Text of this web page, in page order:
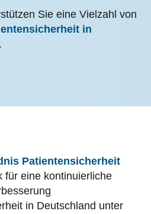
Sie eine Vielzahl von
in
.
Patientensicherheit
für eine kontinuierliche
in Deutschland unter